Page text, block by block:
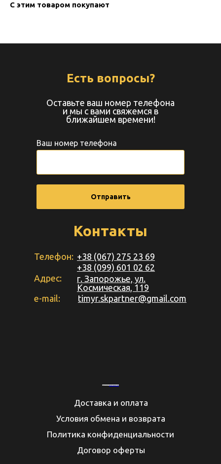
С этим товаром покупают
Контакты
Телефон:
Адрес:
+38 (067) 275 23 69
г. Запорожье, ул.
Космическая, 119
Ваш номер телефона
Отправить
Есть вопросы?
Оставьте ваш номер телефона
и мы с вами свяжемся в
ближайшем времени!
Доставка и оплата
Условия обмена и возврата
Политика конфиденциальности
Договор оферты
+38 (099) 601 02 62
e-mail: timyr.skpartner@gmail.com